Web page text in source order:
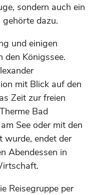
sondern auch ein
dazu.
und einigen
Königssee.
mit Blick auf den
Zeit zur freien
Bad
See oder mit den
wurde, endet der
Abendessen in
Reisegruppe per